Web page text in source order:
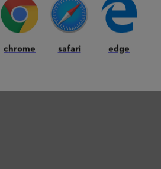
chrome safari edge